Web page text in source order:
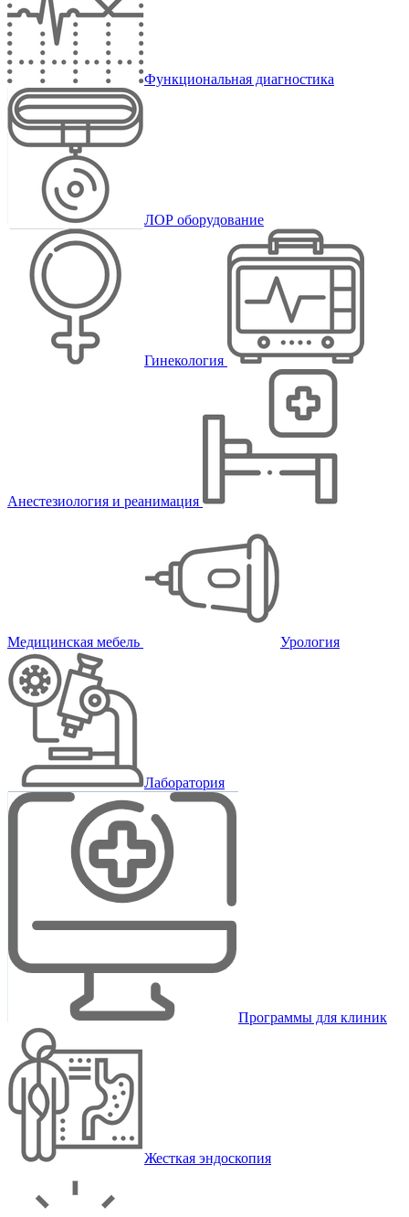
Функциональная диагностика
ЛОР оборудование
Гинекология
Анестезиология и реанимация
Медицинская мебель Урология
Лаборатория
Программы для клиник
Жесткая эндоскопия